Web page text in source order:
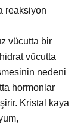
reaksiyon
vücutta bir
vücutta
nedeni
hormonlar
Kristal kaya